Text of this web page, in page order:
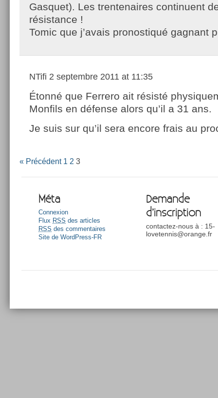
Gasquet). Les trentenaires continuent
résistance !
Tomic que j’avais pronostiqué
NTifi 2 septembre 2011 at 11:35
Étonné que Ferrero ait résisté
Monfils en défense alors qu’il a 31 ans.
Je suis sur qu’il sera encore frais au
« Précédent 1 2 3
Méta
Connexion
Flux RSS des articles
RSS des commentaires
Site de WordPress-FR
Demande
d’inscription
contactez-nous à : 15-
lovetennis@orange.fr